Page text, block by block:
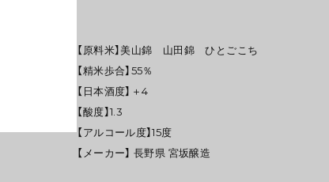
【原料米】美山錦 山田錦 ひとごこち
【精米歩合】55％
【日本酒度】＋4
【酸度】1.3
【アルコール度】15度
【メーカー】 長野県 宮坂醸造